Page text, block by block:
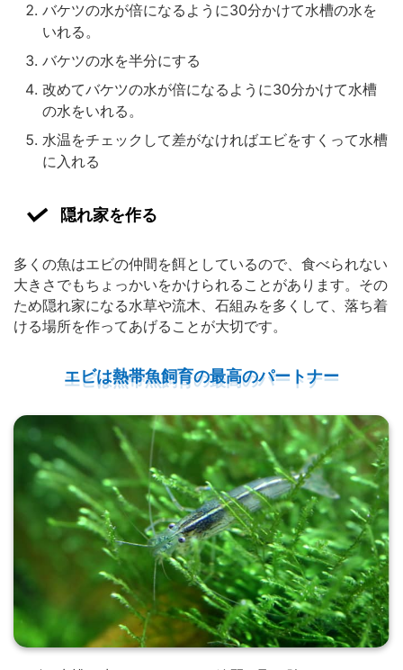
バケツの水が倍になるように30分かけて水槽の水を
いれる。
バケツの水を半分にする
改めてバケツの水が倍になるように30分かけて水槽
の水をいれる。
水温をチェックして差がなければエビをすくって水槽
に入れる
隠れ家を作る
多くの魚はエビの仲間を餌としているので、食べられない
大きさでもちょっかいをかけられることがあります。その
ため隠れ家になる水草や流木、石組みを多くして、落ち着
ける場所を作ってあげることが大切です。
エビは熱帯魚飼育の最高のパートナー